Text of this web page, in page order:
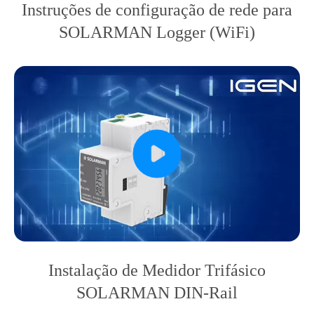
Instruções de configuração de rede para
SOLARMAN Logger (WiFi)
Instalação de Medidor Trifásico
SOLARMAN DIN-Rail